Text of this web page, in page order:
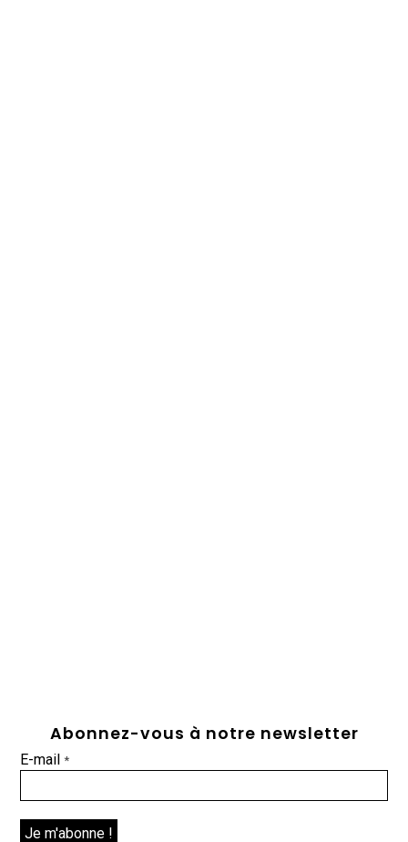
Abonnez-vous à notre newsletter
E-mail*